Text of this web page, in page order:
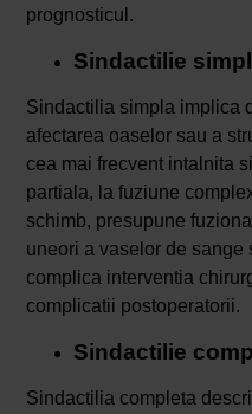
prognosticul.
Sindactilie
Sindactilia simpla implica
afectarea oaselor sau a
cea mai frecvent intalnita
partiala, la fuziune
schimb, presupune
uneori a vaselor de sange
complica interventia
complicatii postoperatorii.
Sindactilie
Sindactilia completa